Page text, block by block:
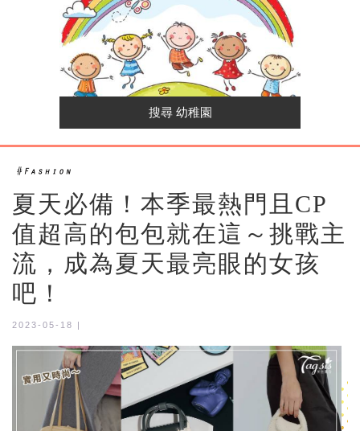
夏天必備！本季最熱門且CP
值超高的包包就在這～挑戰主
流，成為夏天最亮眼的女孩
吧！
2023-05-18 |